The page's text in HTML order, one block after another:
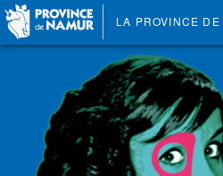
LA PROVINCE DE